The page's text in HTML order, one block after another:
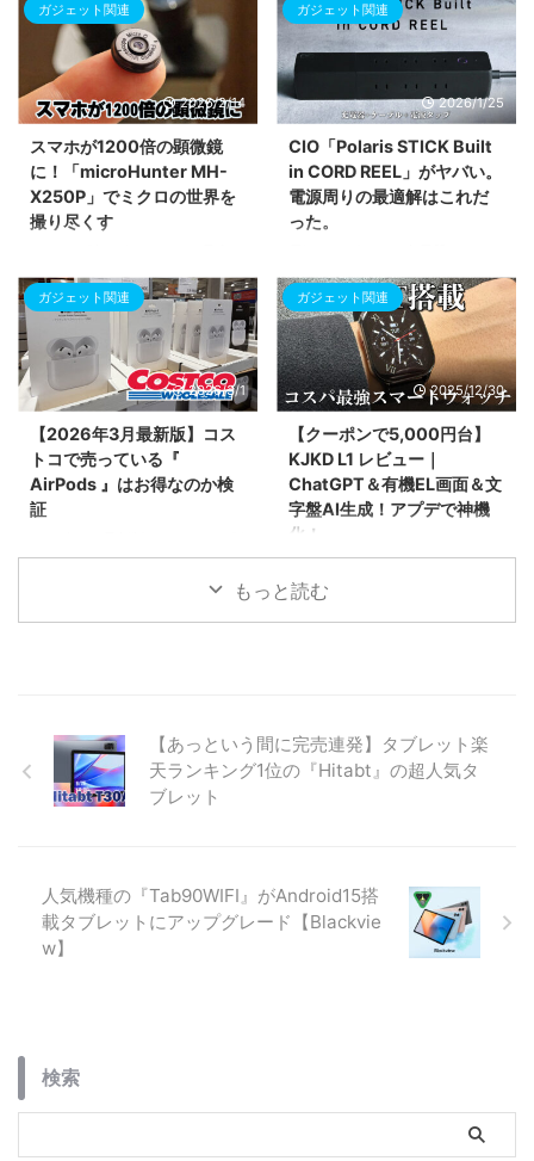
耳5gの軽さと物理ボタンの快適
操作、電車内でも聴き取れる音量
アップを体験。Clip1との違いを
比較表で詳しく紹介します。
ルタップ「700-TAP093W」を
紹介します。壁のコンセント1つ
をAC6個口とUSB3ポート（計9
口）に拡張できる驚異のスペック
を解説。PD20W対応の急速充電
や、持ち運びに便利なスイングプ
ラグ、雷サージ保護機能など、ビ
ジネスホテルの限られた電源環境
を快適かつ安全に変えるための魅
力を詳しく紹介します。
ガジェット関連
2026/2/14
スマホが1200倍の顕微鏡
に！「microHunter MH-
X250P」でミクロの世界を
撮り尽くす
1200倍の拡大撮影が可能に！ク
ラウドファンディングで話題の顕
微鏡レンズ「microHunter MH-
X250P」を紹介。前モデルX250
との違いである「偏光機能」のメ
リットや、専用アプリでの操作
性、子供の自由研究からプロの現
場まで使える活用シーンをまとめ
ました。
ガジェット関連
2026/1/25
CIO「Polaris STICK Built
in CORD REEL」がヤバい。
電源周りの最適解はこれだ
った。
リール式ケーブルが一つに！CIO
の新作「Polaris STICK Built in
CORD REEL」を徹底解説。
Amazonで完売続出、楽天では1
月中旬発送の予約待ちとなるほど
人気の秘密は、充電器部分が「分
離」する驚きのギミックにありま
した。デスク配線の最適解を紹
介。
ガジェット関連
2026/3/1
【2026年3月最新版】コス
トコで売っている『
AirPods 』はお得なのか検
証
売されているAirPods Pro 3、
AirPods 4（ANC/標準）の3モデ
ガジェット関連
2025/12/30
【クーポンで5,000円台】
KJKD L1 レビュー｜
ChatGPT＆有機EL画面＆文
字盤AI生成！アプデで神機
化！
2025年最新モデル「KJKD L1」
をレビュー。ChatGPT連携やAI
もっと読む
【あっという間に完売連発】タブレット楽
天ランキング1位の『Hitabt』の超人気タ
ブレット
人気機種の『Tab90WIFI』がAndroid15搭
載タブレットにアップグレード【Blackvie
w】
検索